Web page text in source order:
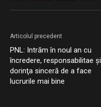
Articolul precedent
PNL: Intrăm în noul an cu
încredere, responsabilitae şi
dorinţa sinceră de a face
lucrurile mai bine